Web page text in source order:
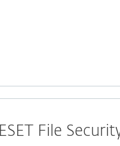
ESET File